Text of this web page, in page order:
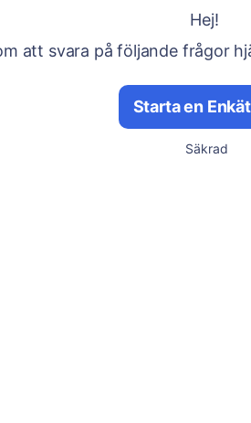
Hej!
att svara på följande frågor
Starta en
Säkrad